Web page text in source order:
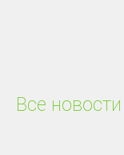
Все новости